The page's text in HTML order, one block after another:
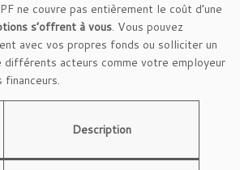
ne couvre pas entièrement le coût d’une
s’offrent à vous. Vous pouvez
avec vos propres fonds ou solliciter un
différents acteurs comme votre employeur
financeurs.
Description